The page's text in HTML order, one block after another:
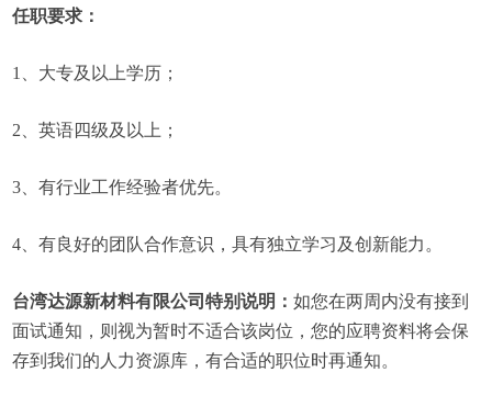
任职要求：
1、大专及以上学历；
2、英语四级及以上；
3、有行业工作经验者优先。
4、有良好的团队合作意识，具有独立学习及创新能力。
台湾达源新材料有限公司特别说明：如您在两周内没有接到
面试通知，则视为暂时不适合该岗位，您的应聘资料将会保
存到我们的人力资源库，有合适的职位时再通知。